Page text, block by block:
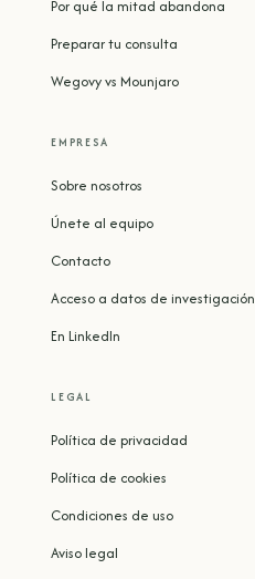
Por qué la mitad abandona
Preparar tu consulta
Wegovy vs Mounjaro
EMPRESA
Sobre nosotros
Únete al equipo
Contacto
Acceso a datos de investigación
En LinkedIn
LEGAL
Política de privacidad
Política de cookies
Condiciones de uso
Aviso legal